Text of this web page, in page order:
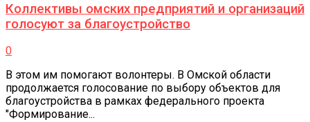
Коллективы омских предприятий и организаций
голосуют за благоустройство
0
В этом им помогают волонтеры. В Омской области
продолжается голосование по выбору объектов для
благоустройства в рамках федерального проекта
"Формирование...